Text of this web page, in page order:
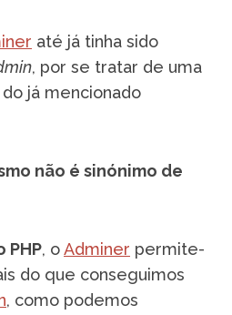
até já tinha sido
, por se tratar de uma
já mencionado
não é sinónimo de
PHP, oAdminer permite-
do que conseguimos
, como podemos